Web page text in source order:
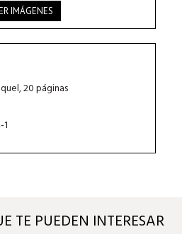
IMÁGENES
20 páginas
TE PUEDEN INTERESAR